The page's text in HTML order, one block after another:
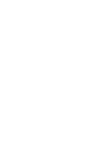
fitur-fitur di KangPro